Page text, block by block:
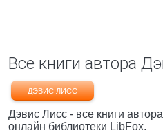
Все книги автора
ДЭВИС ЛИСС
Дэвис Лисс - все книги
онлайн библиотеки LibFox.